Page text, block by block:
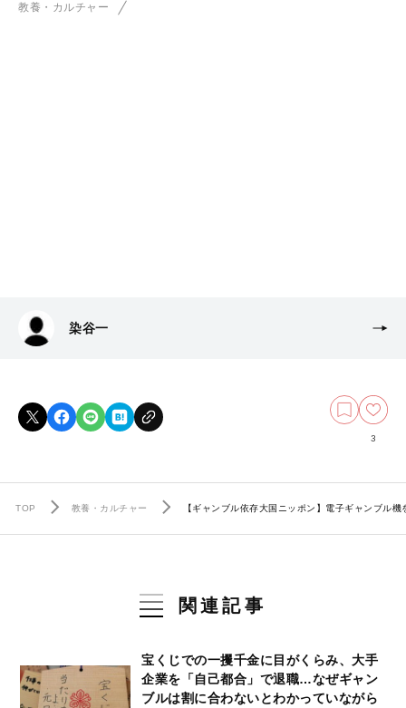
教養・カルチャー
染谷一
3
TOP 教養・カルチャー 【ギャンブル依存大国ニッポン】電子ギャンブル
関連記事
宝くじでの一攫千金に目がくらみ、大手
企業を「自己都合」で退職…なぜギャン
ブルは割に合わないとわかっていながら